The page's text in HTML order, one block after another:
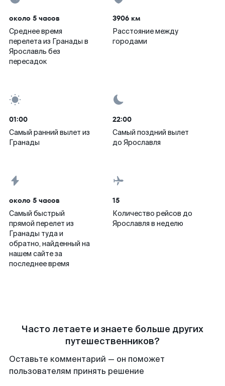
около 5 часов
Среднее время
перелета из Гранады в
Ярославль без
пересадок
3906 км
Расстояние между
городами
01:00
Самый ранний вылет из
Гранады
22:00
Самый поздний вылет
до Ярославля
около 5 часов
Самый быстрый
прямой перелет из
Гранады туда и
обратно, найденный на
нашем сайте за
последнее время
15
Количество рейсов до
Ярославля в неделю
Часто летаете и знаете больше других
путешественников?
Оставьте комментарий — он поможет
пользователям принять решение